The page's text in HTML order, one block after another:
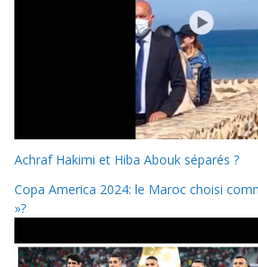
Achraf Hakimi et Hiba Abouk séparés ?
Copa America 2024: le Maroc choisi
»?